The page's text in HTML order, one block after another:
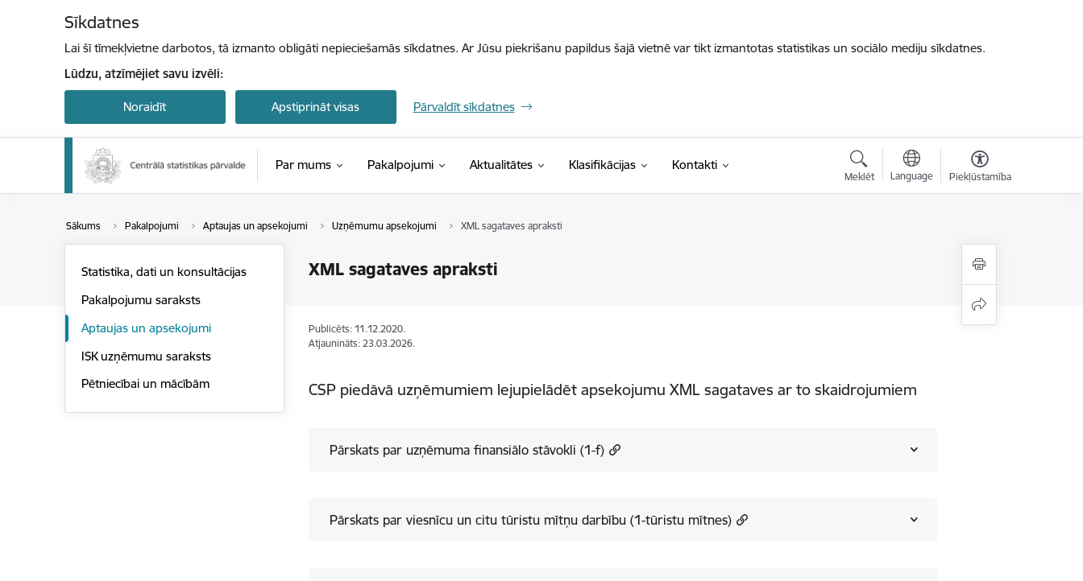
Sīkdatnes
Lai šī tīmekļvietne darbotos, tā izmanto obligāti nepieciešamās sīkdatnes. Ar Jūsu piekrišanu papildus šajā vietnē var tikt izmantotas statistikas un sociālo mediju sīkdatnes.
Lūdzu, atzīmējiet savu izvēli:
Noraidīt Apstiprināt visas Pārvaldīt sīkdatnes
Par mums Pakalpojumi Aktualitātes Klasifikācijas(Ārējā saite)
Kontakti
Meklēt Language Piekļūstamība
Sākums Pakalpojumi Aptaujas un apsekojumi Uzņēmumu apsekojumi XML sagataves apraksti
XML sagataves apraksti
Statistika, dati un konsultācijas
Pakalpojumu saraksts
Aptaujas un apsekojumi
ISK uzņēmumu saraksts
Pētniecībai un mācībām
Publicēts: 11.12.2020.
Atjaunināts: 23.03.2026.
CSP piedāvā uzņēmumiem lejupielādēt apsekojumu XML sagataves ar to skaidrojumiem
Pārskats par uzņēmuma finansiālo stāvokli (1-f)
Pārskats par viesnīcu un citu tūristu mītņu darbību (1-tūristu mītnes)